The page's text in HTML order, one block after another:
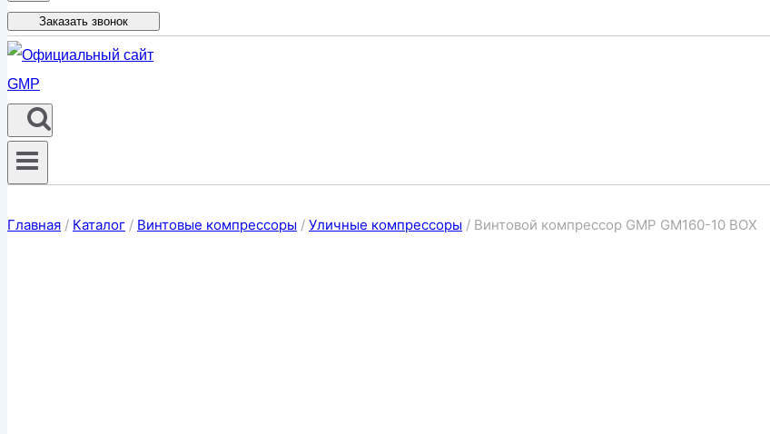
Заказать звонок
Главная / Каталог / Винтовые компрессоры / Уличные компрессоры / Винтовой компрессор GMP GM160-10 BOX